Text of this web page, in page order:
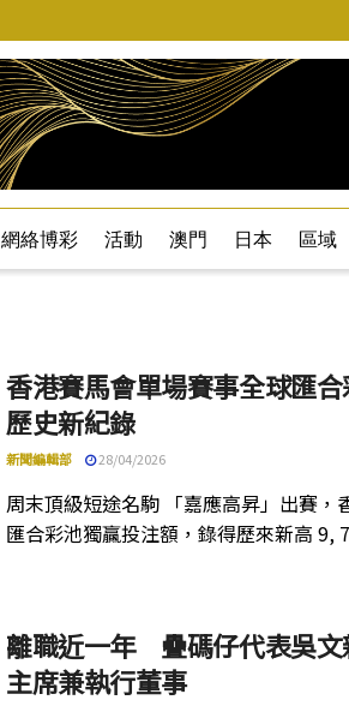
網絡博彩 活動 澳門 日本 區域
香港賽馬會單場賽事全球匯
歷史新紀錄
新聞編輯部 28/04/2026
周末頂級短途名駒 「嘉應高昇」出賽，
匯合彩池獨贏投注額，錄得歷來新高 9,
離職近一年 疊碼仔代表吳文
主席兼執行董事